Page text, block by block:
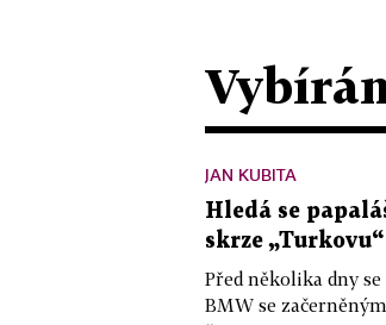
JAN KUBITA
Hledá se
skrze
Před několika dny
BMW se